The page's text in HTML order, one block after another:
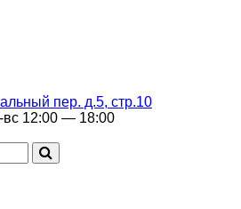
пер. д.5, стр.10
вс 12:00 — 18:00